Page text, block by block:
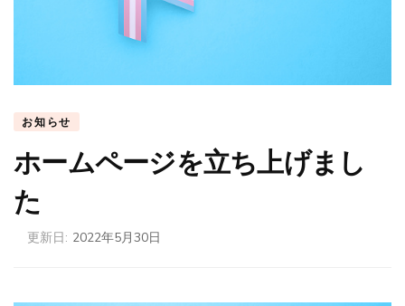
お知らせ
ホームページを立ち上げまし
た
更新日: 2022年5月30日